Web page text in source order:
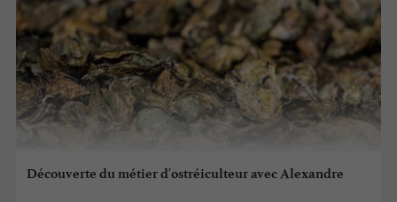
Découverte du métier d'ostréiculteur avec Alexandre